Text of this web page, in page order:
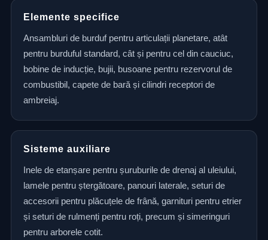
Elemente specifice
Ansambluri de burduf pentru articulații planetare, atât
pentru burduful standard, cât și pentru cel din cauciuc,
bobine de inducție, bujii, busoane pentru rezervorul de
combustibil, capete de bară și cilindri receptori de
ambreiaj.
Sisteme auxiliare
Inele de etanșare pentru șuruburile de drenaj al uleiului,
lamele pentru ștergătoare, panouri laterale, seturi de
accesorii pentru plăcuțele de frână, garnituri pentru etrier
și seturi de rulmenți pentru roți, precum și simeringuri
pentru arborele cotit.